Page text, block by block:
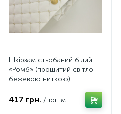
Шкірзам стьобаний білий
«Ромб» (прошитий світло-
бежевою ниткою)
флізеліном, ширина 135см
417 грн. /пог. м